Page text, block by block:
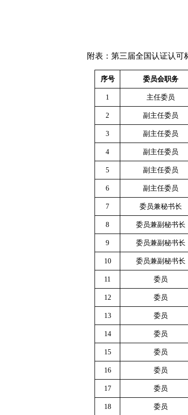
附表：第三届全国认证认
序号 委员会职务
1 主任委员
2 副主任委员
3 副主任委员
4 副主任委员
5 副主任委员
6 副主任委员
7 委员兼秘书长
8 委员兼副秘书长
9 委员兼副秘书长
10 委员兼副秘书长
11 委员
12 委员
13 委员
14 委员
15 委员
16 委员
17 委员
18 委员